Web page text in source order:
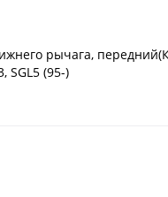
рычага,
SGL5 (95-)